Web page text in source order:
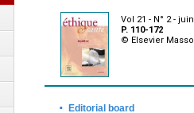
Vol 21 - N° 2 -
P. 110-172
© Elsevier
· Editorial board